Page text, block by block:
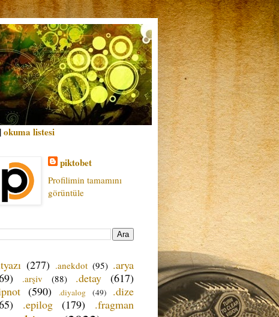
|okuma listesi
piktobet
Profilimin tamamını
görüntüle
(277) .anekdot (95) .arya
.arşiv (88) .detay
(617)
(590) .diyalog (49)
.dize
.epilog (179)
.fragman